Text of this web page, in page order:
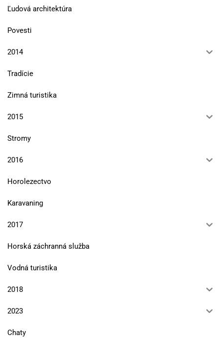
Ľudová architektúra
Povesti
2014
Tradície
Zimná turistika
2015
Stromy
2016
Horolezectvo
Karavaning
2017
Horská záchranná služba
Vodná turistika
2018
2023
Chaty